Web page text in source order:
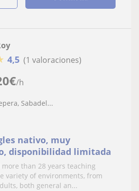
€/h
4,5 (1 valoraciones)
Sabadel...
nativo, muy
disponibilidad limitada
than 28 years teaching
variety of environments, from
both general an...